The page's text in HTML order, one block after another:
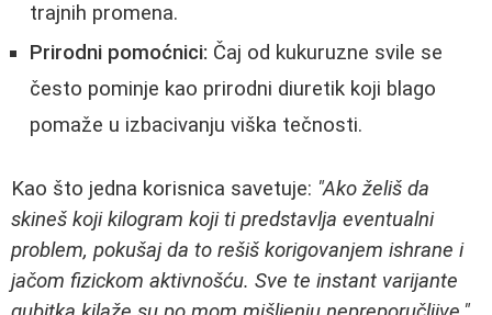
trajnih promena.
Prirodni pomoćnici: Čaj od kukuruzne svile se
često pominje kao prirodni diuretik koji blago
pomaže u izbacivanju viška tečnosti.
Kao što jedna korisnica savetuje: "Ako želiš da
skineš koji kilogram koji ti predstavlja eventualni
problem, pokušaj da to rešiš korigovanjem ishrane i
jačom fizickom aktivnošću. Sve te instant varijante